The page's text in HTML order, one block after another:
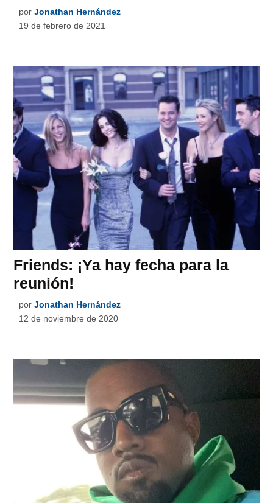
por Jonathan Hernández
19 de febrero de 2021
Friends: ¡Ya hay fecha para la
reunión!
por Jonathan Hernández
12 de noviembre de 2020